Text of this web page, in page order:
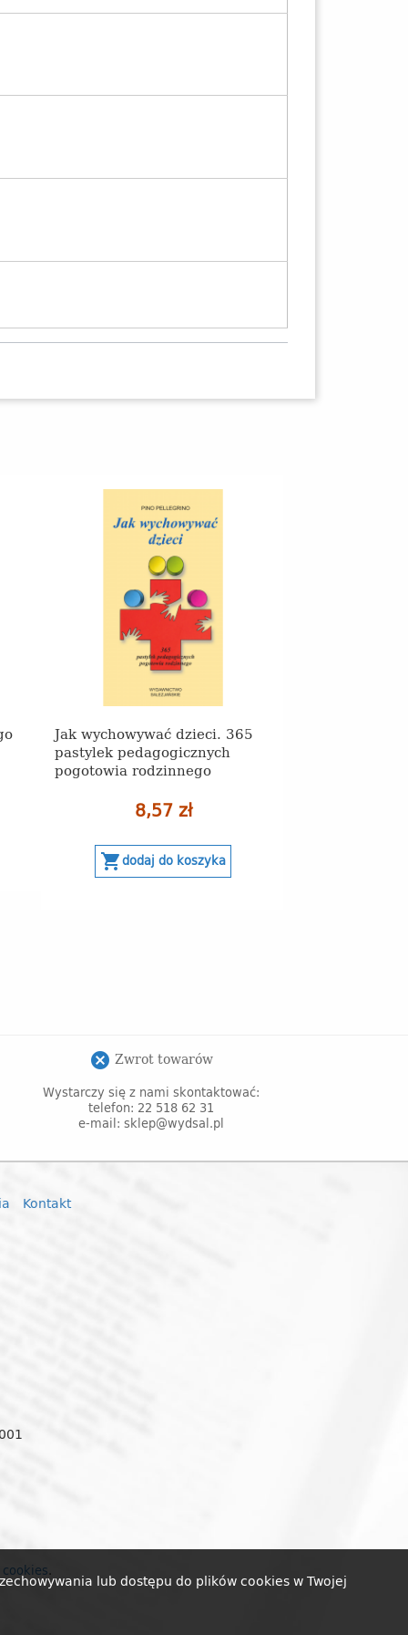
Jak wychowywać dzieci. 365
pastylek pedagogicznych
pogotowia rodzinnego
8,57 zł
shopping_cartdodaj do koszyka
cancel Zwrot towarów
Wystarczy się z nami skontaktować:
telefon: 22 518 62 31
e-mail: sklep@wydsal.pl
Kontakt
.
lub dostępu do plików cookies w Twojej